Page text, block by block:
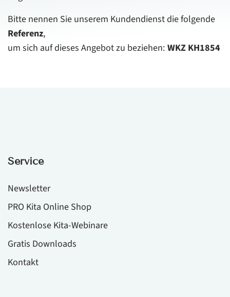
Bitte nennen Sie unserem Kundendienst die folgende
Referenz,
um sich auf dieses Angebot zu beziehen:WKZ KH1854
Service
Newsletter
PRO Kita Online Shop
Kostenlose Kita-Webinare
Gratis Downloads
Kontakt